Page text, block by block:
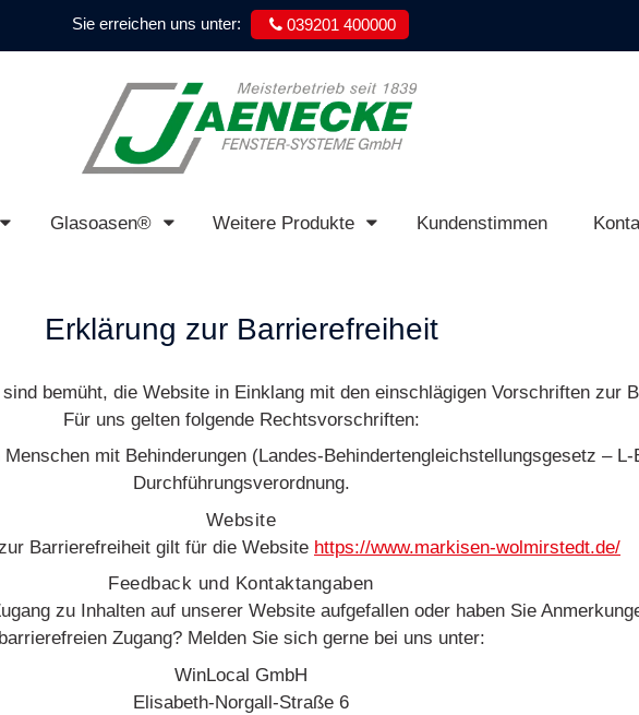
Sie erreichen uns unter: 039201 400000
Fenster
Glasoasen® Weitere Produkte Kundenstimmen
Erklärung zur Barrierefreiheit
bemüht, die Website in Einklang mit den einschlägigen Vorschriften zur
Für uns gelten folgende Rechtsvorschriften:
mit Behinderungen (Landes-Behindertengleichstellungsgesetz –
Durchführungsverordnung.
Website
Barrierefreiheit gilt für die Website https://www.markisen-wolmirstedt.de/
Feedback und Kontaktangaben
zu Inhalten auf unserer Website aufgefallen oder haben Sie
barrierefreien Zugang? Melden Sie sich gerne bei uns unter:
WinLocal GmbH
Elisabeth-Norgall-Straße 6